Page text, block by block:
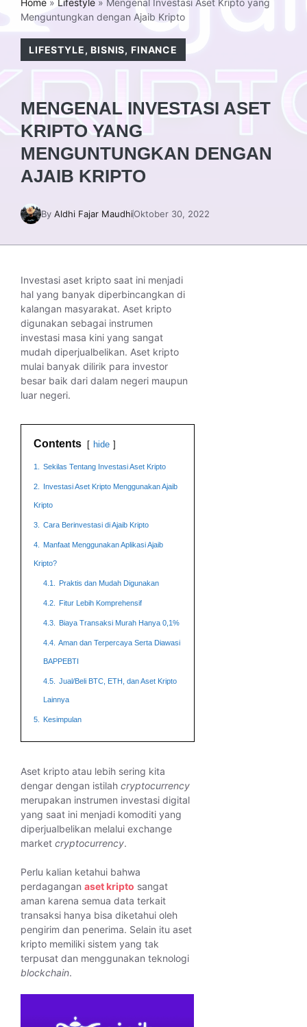
Home » Lifestyle » Mengenal Investasi Aset Kripto yang
Menguntungkan dengan Ajaib Kripto
LIFESTYLE,BISNIS, FINANCE
MENGENAL INVESTASI ASET
KRIPTO YANG
MENGUNTUNGKAN DENGAN
AJAIB KRIPTO
By Aldhi Fajar MaudhiOktober 30, 2022
Investasi aset kripto saat ini menjadi
hal yang banyak diperbincangkan di
kalangan masyarakat. Aset kripto
digunakan sebagai instrumen
investasi masa kini yang sangat
mudah diperjualbelikan. Aset kripto
mulai banyak dilirik para investor
besar baik dari dalam negeri maupun
luar negeri.
Contents hide
1. Sekilas Tentang Investasi Aset Kripto
2. Investasi Aset Kripto Menggunakan Ajaib
Kripto
3. Cara Berinvestasi di Ajaib Kripto
4. Manfaat Menggunakan Aplikasi Ajaib
Kripto?
4.1. Praktis dan Mudah Digunakan
4.2. Fitur Lebih Komprehensif
4.3. Biaya Transaksi Murah Hanya 0,1%
4.4. Aman dan Terpercaya Serta Diawasi
BAPPEBTI
4.5. Jual/Beli BTC, ETH, dan Aset Kripto
Lainnya
5. Kesimpulan
Aset kripto atau lebih sering kita
dengar dengan istilah cryptocurrency
merupakan instrumen investasi digital
yang saat ini menjadi komoditi yang
diperjualbelikan melalui exchange
market cryptocurrency.
Perlu kalian ketahui bahwa
perdagangan aset kripto sangat
aman karena semua data terkait
transaksi hanya bisa diketahui oleh
pengirim dan penerima. Selain itu aset
kripto memiliki sistem yang tak
terpusat dan menggunakan teknologi
blockchain.